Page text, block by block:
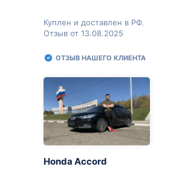
Куплен и доставлен в РФ.
Отзыв от 13.08.2025
ОТЗЫВ НАШЕГО КЛИЕНТА
Honda Accord